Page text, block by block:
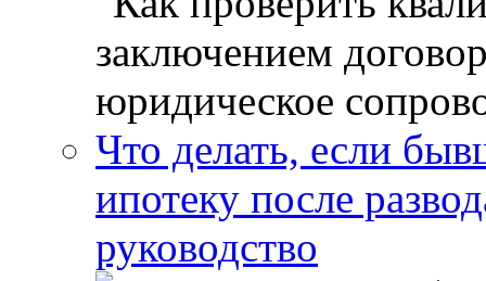
Что делать, если
ипотеку после
руководство